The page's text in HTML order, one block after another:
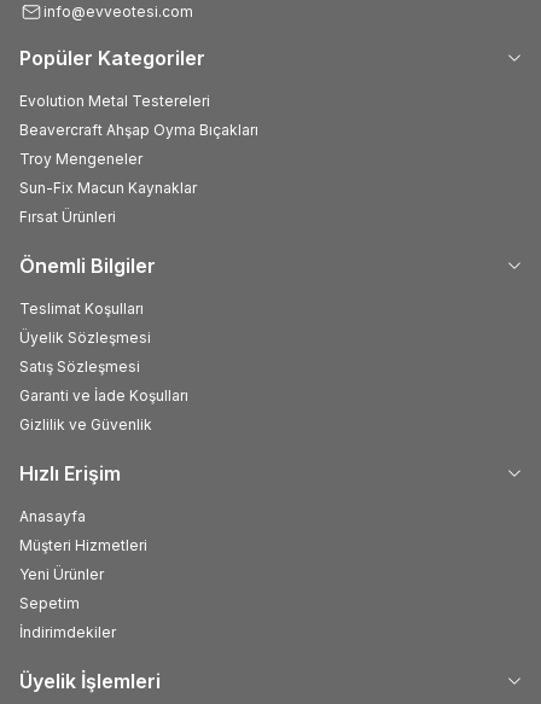
info@evveotesi.com
Popüler Kategoriler
Evolution Metal Testereleri
Beavercraft Ahşap Oyma Bıçakları
Troy Mengeneler
Sun-Fix Macun Kaynaklar
Fırsat Ürünleri
Önemli Bilgiler
Teslimat Koşulları
Üyelik Sözleşmesi
Satış Sözleşmesi
Garanti ve İade Koşulları
Gizlilik ve Güvenlik
Hızlı Erişim
Anasayfa
Müşteri Hizmetleri
Yeni Ürünler
Sepetim
İndirimdekiler
Üyelik İşlemleri